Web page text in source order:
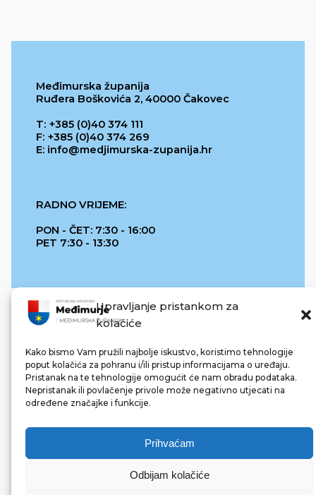
Upravljanje pristankom za
kolačiće
Kako bismo Vam pružili najbolje iskustvo, koristimo tehnologije
poput kolačića za pohranu i/ili pristup informacijama o uređaju.
Pristanak na te tehnologije omogućit će nam obradu podataka.
Nepristanak ili povlačenje privole može negativno utjecati na
određene značajke i funkcije.
Prihvaćam
Odbijam kolačiće
Međimurska županija
Ruđera Boškovića 2, 40000 Čakovec
T: +385 (0)40 374 111
F: +385 (0)40 374 269
E: info@medjimurska-zupanija.hr
RADNO VRIJEME:
PON - ČET: 7:30 - 16:00
PET 7:30 - 13:30
REPUBLIKA HRVATSKA
© 2022 Međimurska županija. Sva prava pridržana.